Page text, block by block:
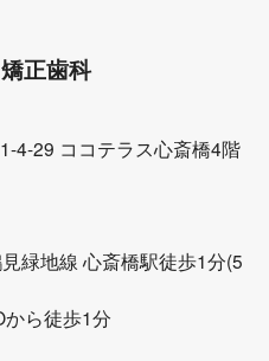
正歯科
4-29 ココテラス心斎橋4階
緑地線 心斎橋駅徒歩1分(5
から徒歩1分